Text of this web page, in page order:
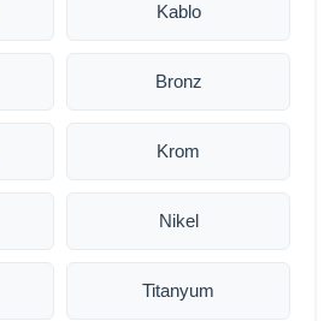
Kablo
Bronz
Krom
Nikel
Titanyum